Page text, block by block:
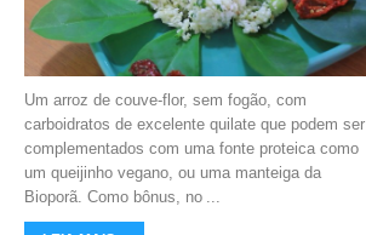
Um arroz de couve-flor, sem fogão, com
carboidratos de excelente quilate que podem ser
complementados com uma fonte proteica como
um queijinho vegano, ou uma manteiga da
Bioporã. Como bônus, no